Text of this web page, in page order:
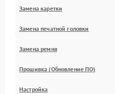
Замена каретки
Замена печатной головки
Замена ремня
Прошивка (Обновление ПО)
Настройка